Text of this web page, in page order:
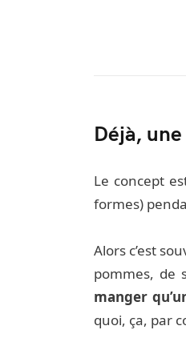
Déjà,
Le concept
formes)
Alors c’est
pommes, de
manger
quoi, ça, par